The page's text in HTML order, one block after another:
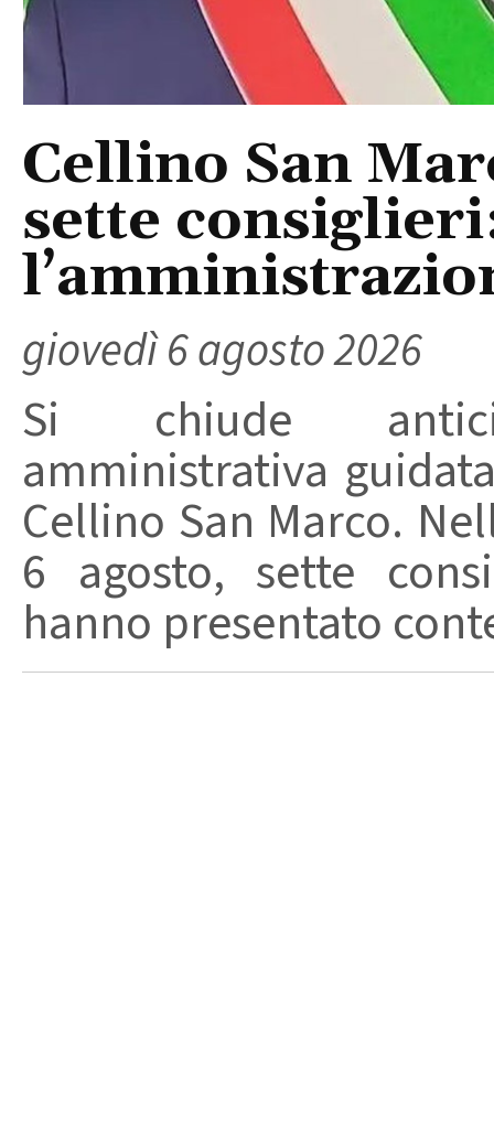
Cellino San
sette
giovedì 6 agosto 2026
Si chiude
amministrativa
Cellino San Marco.
6 agosto, sette
hanno presentato